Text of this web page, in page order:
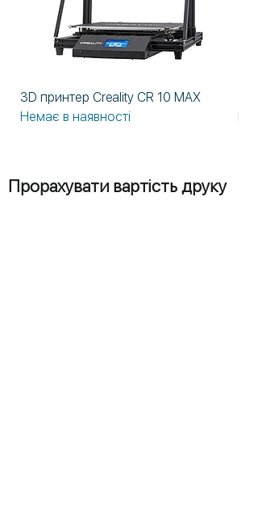
3D принтер Creality CR 10 MAX
Немає в наявності
Прорахувати вартість друку